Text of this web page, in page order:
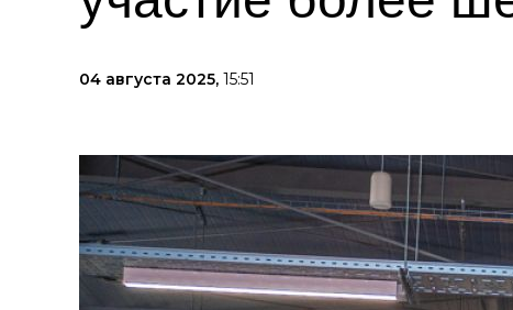
04 августа 2025, 15:51